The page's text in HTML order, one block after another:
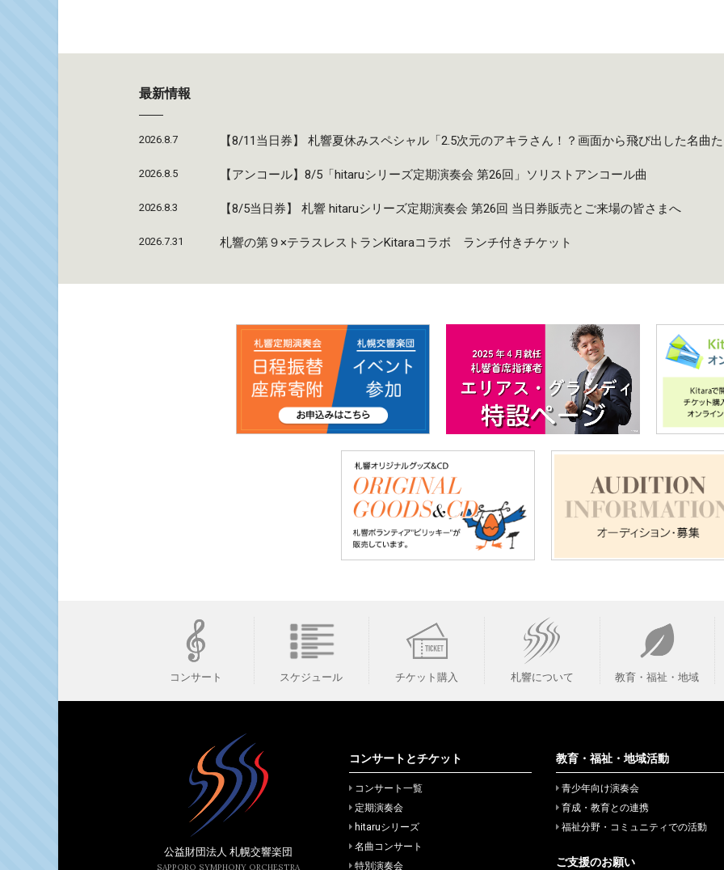
最新情報
2026.8.7 【8/11当日券】 札響夏休みスペシャル「2.5次元のアキラさん！？画面から飛び出した名曲
2026.8.5 【アンコール】8/5「hitaruシリーズ定期演奏会 第26回」ソリストアンコール曲
2026.8.3 【8/5当日券】 札響 hitaruシリーズ定期演奏会 第26回 当日券販売とご来場の皆さまへ
2026.7.31 札響の第９×テラスレストランKitaraコラボ ランチ付きチケット
コンサート スケジュール チケット購入 札響について 教育・福祉・地域
公益財団法人 札幌交響楽団
SAPPORO SYMPHONY ORCHESTRA
コンサートとチケット
コンサート一覧
定期演奏会
hitaruシリーズ
名曲コンサート
特別演奏会
教育・福祉・地域活動
青少年向け演奏会
育成・教育との連携
福祉分野・コミュニティでの活動
ご支援のお願い